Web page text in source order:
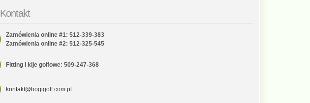
Kontakt
Zamówienia online #1: 512-339-383
Zamówienia online #2: 512-325-545
Fitting i kije golfowe: 509-247-368
kontakt@bogigolf.com.pl